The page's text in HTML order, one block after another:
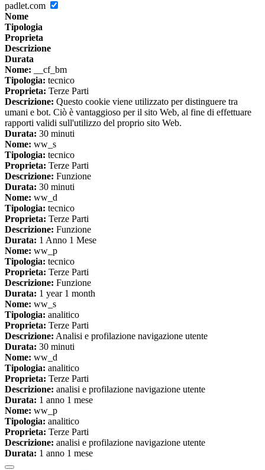
padlet.com
Nome
Tipologia
Proprieta
Descrizione
Durata
Nome: __cf_bm
Tipologia: tecnico
Proprieta: Terze Parti
Descrizione: Questo cookie viene utilizzato per distinguere tra
umani e bot. Ciò è vantaggioso per il sito Web, al fine di effettuare
rapporti validi sull'utilizzo del proprio sito Web.
Durata: 30 minuti
Nome: ww_s
Tipologia: tecnico
Proprieta: Terze Parti
Descrizione: Funzione
Durata: 30 minuti
Nome: ww_d
Tipologia: tecnico
Proprieta: Terze Parti
Descrizione: Funzione
Durata: 1 Anno 1 Mese
Nome: ww_p
Tipologia: tecnico
Proprieta: Terze Parti
Descrizione: Funzione
Durata: 1 year 1 month
Nome: ww_s
Tipologia: analitico
Proprieta: Terze Parti
Descrizione: Analisi e profilazione navigazione utente
Durata: 30 minuti
Nome: ww_d
Tipologia: analitico
Proprieta: Terze Parti
Descrizione: analisi e profilazione navigazione utente
Durata: 1 anno 1 mese
Nome: ww_p
Tipologia: analitico
Proprieta: Terze Parti
Descrizione: analisi e profilazione navigazione utente
Durata: 1 anno 1 mese